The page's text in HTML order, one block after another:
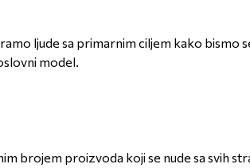
ljude sa primarnim ciljem kako bismo
model.
brojem proizvoda koji se nude sa svih